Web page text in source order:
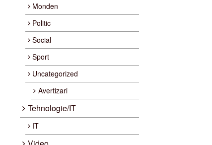
Monden
Politic
Social
Sport
Uncategorized
Avertizari
Tehnologie/IT
IT